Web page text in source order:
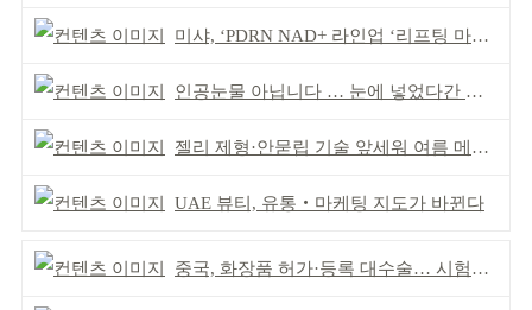
미샤, ‘PDRN NAD+ 라인업 ‘리프팅 마스크’ 출시
인공눈물 아닙니다 … 눈에 넣었다간 각막 손상
젤리 제형·안묻립 기술 앞세워 여름 메이크업 시장 공략
UAE 뷰티, 유통‧마케팅 지도가 바뀐다
중국, 화장품 허가·등록 대수술… 시험자료 공용 허용